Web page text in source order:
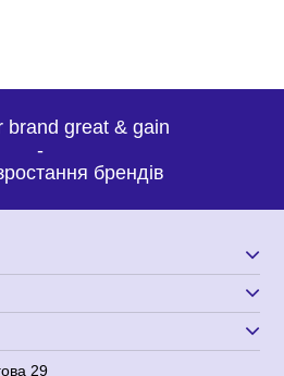
brand great & gain
-
брендів
29